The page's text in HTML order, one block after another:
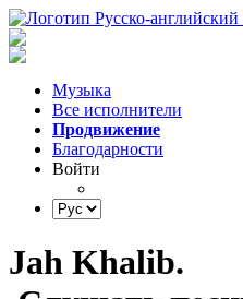
Музыка
Все исполнители
Продвижение
Благодарности
Войти
Jah Khalib.